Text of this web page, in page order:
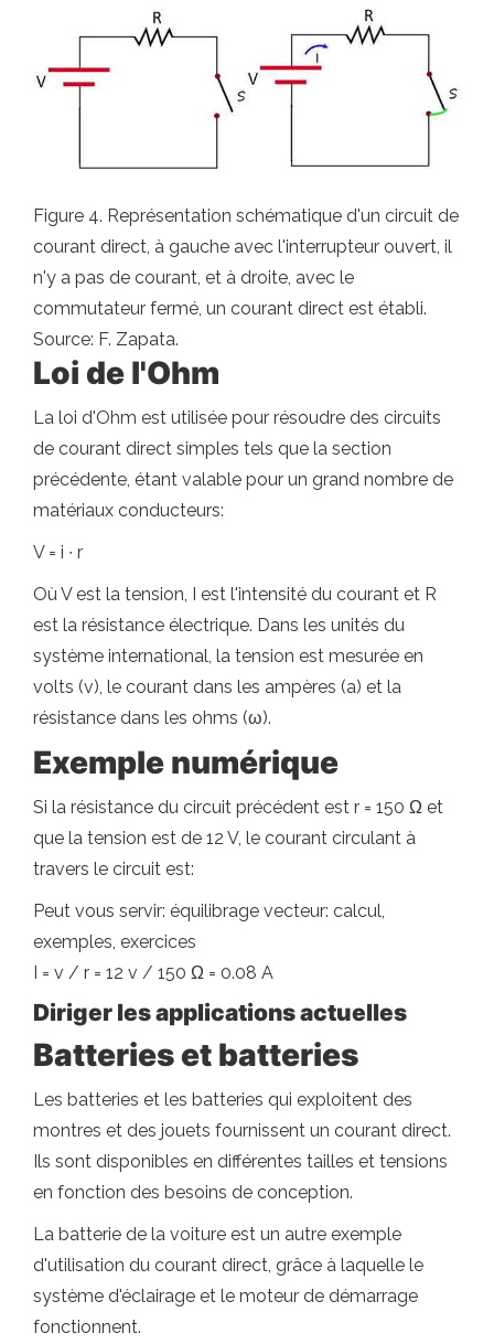
Figure 4. Représentation schématique d'un circuit de
courant direct, à gauche avec l'interrupteur ouvert, il
n'y a pas de courant, et à droite, avec le
commutateur fermé, un courant direct est établi.
Source: F. Zapata.
Loi de l'Ohm
La loi d'Ohm est utilisée pour résoudre des circuits
de courant direct simples tels que la section
précédente, étant valable pour un grand nombre de
matériaux conducteurs:
V = i ∙ r
Où V est la tension, I est l'intensité du courant et R
est la résistance électrique. Dans les unités du
système international, la tension est mesurée en
volts (v), le courant dans les ampères (a) et la
résistance dans les ohms (ω).
Exemple numérique
Si la résistance du circuit précédent est r = 150 Ω et
que la tension est de 12 V, le courant circulant à
travers le circuit est:
Peut vous servir: équilibrage vecteur: calcul,
exemples, exercices
I = v / r = 12 v / 150 Ω = 0.08 A
Diriger les applications actuelles
Batteries et batteries
Les batteries et les batteries qui exploitent des
montres et des jouets fournissent un courant direct.
Ils sont disponibles en différentes tailles et tensions
en fonction des besoins de conception.
La batterie de la voiture est un autre exemple
d'utilisation du courant direct, grâce à laquelle le
système d'éclairage et le moteur de démarrage
fonctionnent.